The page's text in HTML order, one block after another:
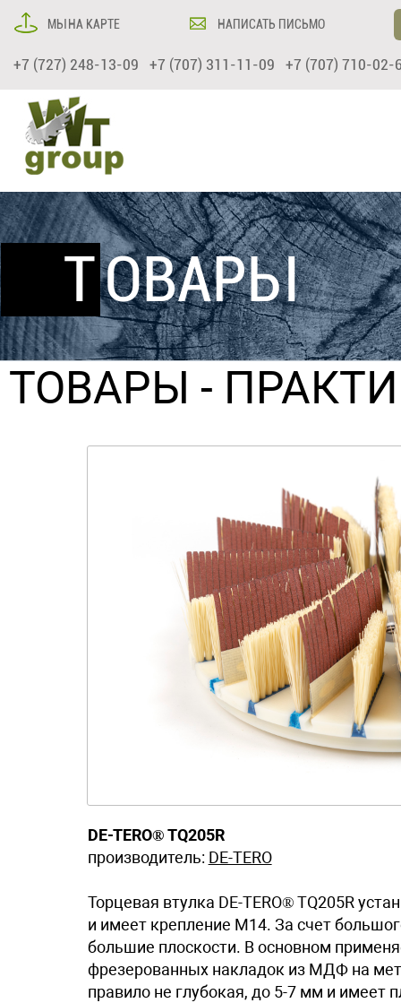
МЫ НА КАРТЕ НАПИСАТЬ ПИСЬМО
+7 (727) 248-13-09 +7 (707) 311-11-09 +7 (707) 710-02-
ТОВАРЫ
ТОВАРЫ -
DE-TERO® TQ205R
производитель: DE-TERO
Торцевая втулка DE-TERO® TQ205R
и имеет крепление М14. За счет
большие плоскости. В основном
фрезерованных накладок из МДФ на
правило не глубокая, до 5-7 мм и имеет